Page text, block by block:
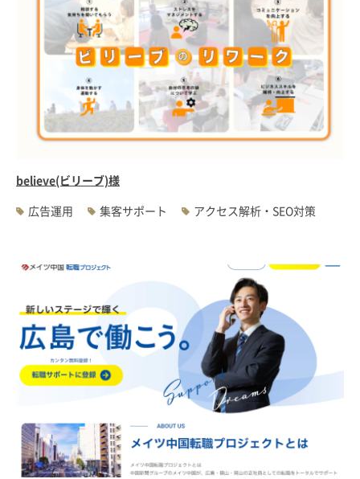
believe(ビリーブ)様
広告運用
集客サポート アクセス解析・SEO対策